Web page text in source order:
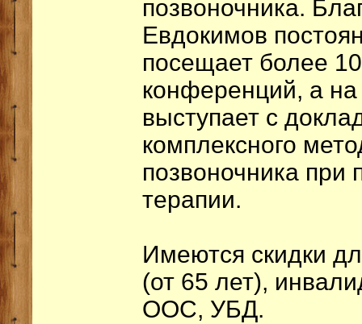
позвоночника.
Евдокимов
посещает более
конференций, а
выступает с
комплексного
позвоночника
терапии.
Имеются скидки
(от 65 лет),
ООС, УБД.